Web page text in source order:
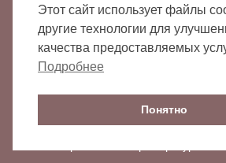
Вакансии
Противодействие
Политика обработки персональных
Правила обработки
Политика конфиденциальности
Этот сайт использует файлы
другие технологии для
качества предоставляемых
Подробнее
Понятно